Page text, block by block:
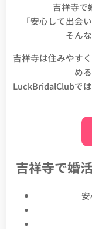
吉祥寺で
「安心して出会
そん
吉祥寺は住みやす
め
LuckBridalClubで
吉祥寺で婚